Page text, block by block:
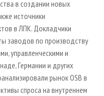
в создании новых
источники
в ЛПК. Докладчики
заводов по производству
управленческими и
Германии и других
рынок OSB в
спроса на внутреннем